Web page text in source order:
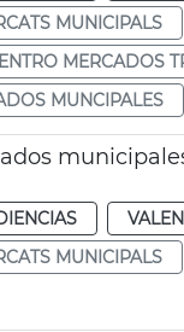
MUNICIPALS
MERCADOS
MUNCIPALES
MUNICIPALS